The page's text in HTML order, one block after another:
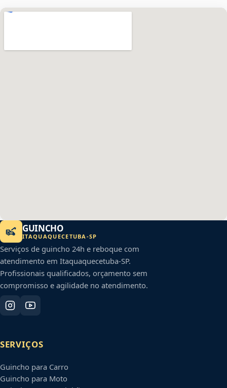
GUINCHO
ITAQUAQUECETUBA -SP
Serviços de guincho 24h e reboque com
atendimento em Itaquaquecetuba-SP.
Profissionais qualificados, orçamento sem
compromisso e agilidade no atendimento.
SERVIÇOS
Guincho para Carro
Guincho para Moto